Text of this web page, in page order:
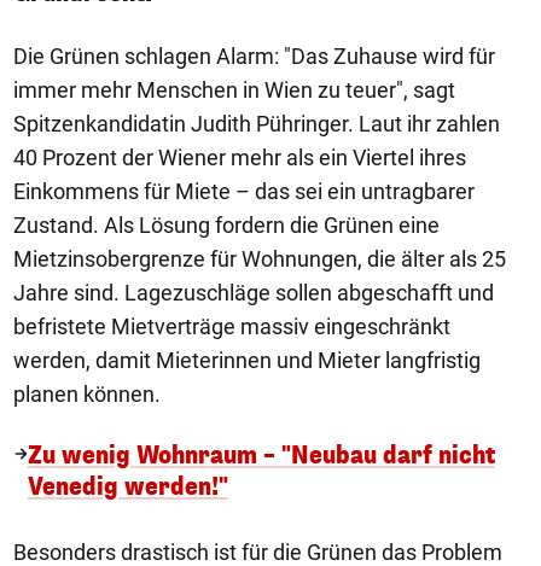
Die Grünen schlagen Alarm: "Das Zuhause wird für
immer mehr Menschen in Wien zu teuer", sagt
Spitzenkandidatin Judith Pühringer. Laut ihr zahlen
40 Prozent der Wiener mehr als ein Viertel ihres
Einkommens für Miete – das sei ein untragbarer
Zustand. Als Lösung fordern die Grünen eine
Mietzinsobergrenze für Wohnungen, die älter als 25
Jahre sind. Lagezuschläge sollen abgeschafft und
befristete Mietverträge massiv eingeschränkt
werden, damit Mieterinnen und Mieter langfristig
planen können.
Zu wenig Wohnraum – "Neubau darf nicht
Venedig werden!"
Besonders drastisch ist für die Grünen das Problem